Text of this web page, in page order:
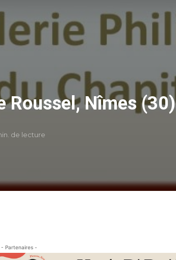
Roussel, Nîmes (30)
de lecture
- Partenaires -